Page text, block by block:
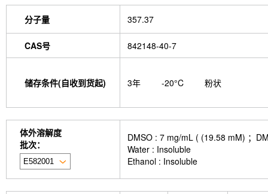
分子量 357.37
CAS号 842148-40-7
储存条件(自收到货起) 3年 -20°C 粉状
体外溶解度
批次：
DMSO : 7 mg/mL ( (19.58 mM) ；
Water : Insoluble
Ethanol : Insoluble